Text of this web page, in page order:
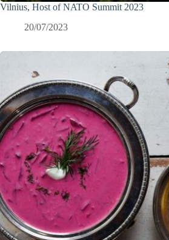
Vilnius, Host of NATO Summit 2023
20/07/2023